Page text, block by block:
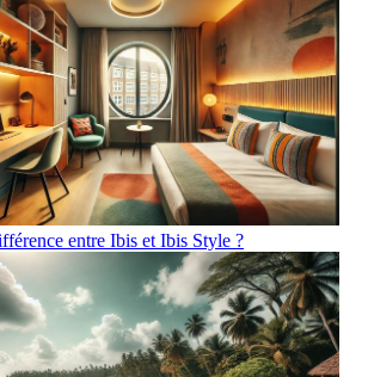
entre Ibis et Ibis Style ?